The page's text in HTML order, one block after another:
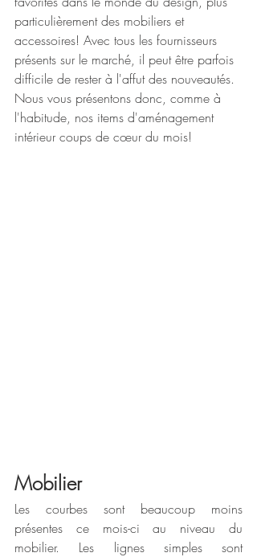
particulièrement des mobiliers et
accessoires! Avec tous les fournisseurs
présents sur le marché, il peut être parfois
difficile de rester à l'affut des nouveautés.
Nous vous présentons donc, comme à
l'habitude, nos items d'aménagement
intérieur coups de cœur du mois!
Mobilier
Les courbes sont beaucoup moins
présentes ce mois-ci au niveau du
mobilier. Les lignes simples sont